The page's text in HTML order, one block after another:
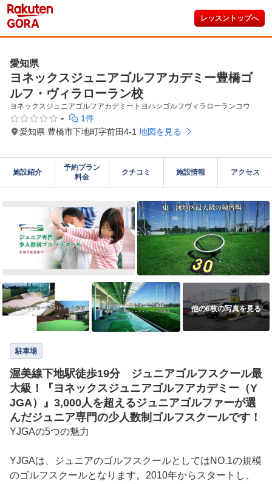
レッスントップへ
愛知県
ヨネックスジュニアゴルフアカデミー豊橋ゴ
ルフ・ヴィラローラン校
ヨネックスジュニアゴルフアカデミートヨハシゴルフヴィラローランコウ
-
1件
愛知県 豊橋市下地町字前田4-1 地図を見る
施設紹介
予約プラン
料金
クチコミ 施設情報 アクセス
他の6枚の写真を見る
駐車場
渥美線下地駅徒歩19分 ジュニアゴルフスクール最
大級！『ヨネックスジュニアゴルフアカデミー（Y
JGA）』3,000人を超えるジュニアゴルファーが選
んだジュニア専門の少人数制ゴルフスクールです！
YJGAの5つの魅力
YJGAは、ジュニアのゴルフスクールとしてはNO.1の規模
のゴルフスクールとなります。2010年からスタートし、